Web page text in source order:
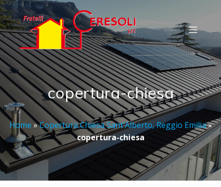
copertura-chiesa
Home »Copertura Chiesa Sant’Alberto, Reggio Emilia»
copertura-chiesa